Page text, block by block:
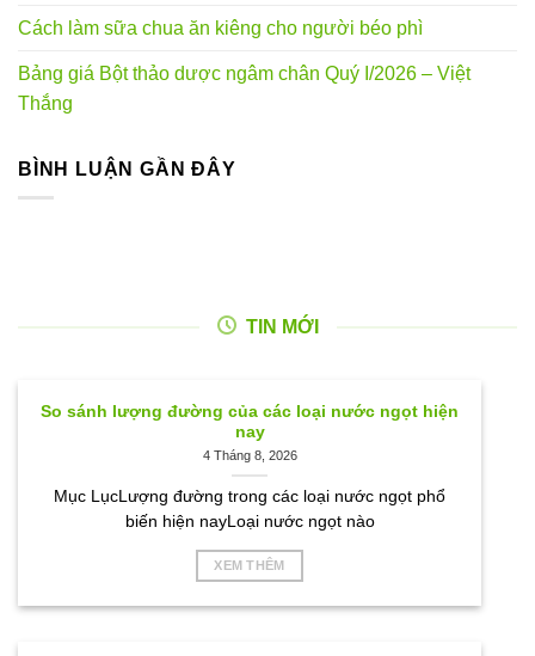
Cách làm sữa chua ăn kiêng cho người béo phì
Bảng giá Bột thảo dược ngâm chân Quý I/2026 – Việt
Thắng
BÌNH LUẬN GẦN ĐÂY
TIN MỚI
So sánh lượng đường của các loại nước ngọt hiện
nay
4 Tháng 8, 2026
Mục LụcLượng đường trong các loại nước ngọt phổ
biến hiện nayLoại nước ngọt nào
XEM THÊM